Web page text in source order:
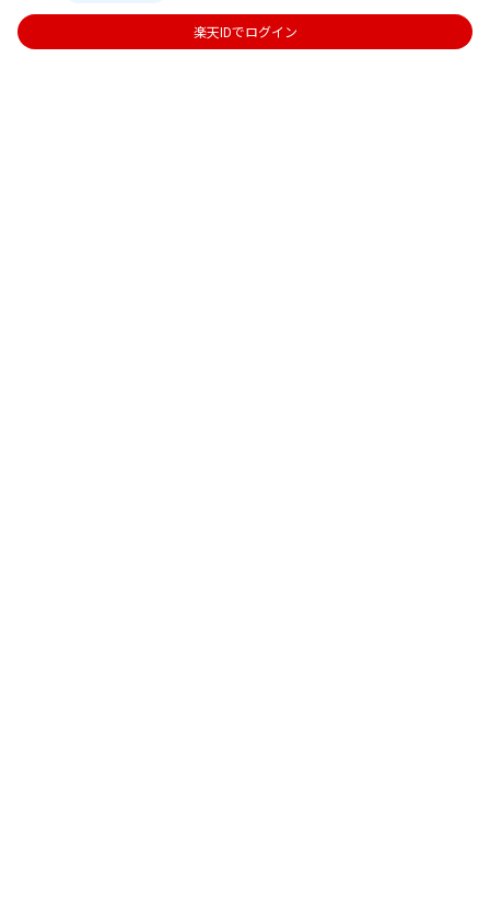
楽天IDでログイン